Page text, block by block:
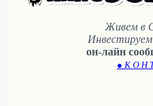
Живем в
Инвестируем
он-лайн
● К О Н